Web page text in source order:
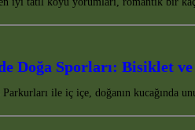
Doğa Sporları: Bisiklet
ile iç içe, doğanın kucağında